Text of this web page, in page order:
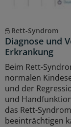
Rett-Syndrom
Diagnose und
Erkrankung
Beim Rett-
normalen
und der
und
das Rett-
beeinträchtigen